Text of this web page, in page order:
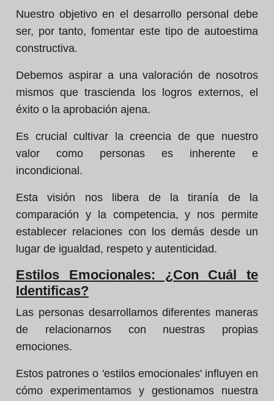
Nuestro objetivo en el desarrollo personal debe
ser, por tanto, fomentar este tipo de autoestima
constructiva.
Debemos aspirar a una valoración de nosotros
mismos que trascienda los logros externos, el
éxito o la aprobación ajena.
Es crucial cultivar la creencia de que nuestro
valor como personas es inherente e
incondicional.
Esta visión nos libera de la tiranía de la
comparación y la competencia, y nos permite
establecer relaciones con los demás desde un
lugar de igualdad, respeto y autenticidad.
Estilos Emocionales: ¿Con Cuál te
Identificas?
Las personas desarrollamos diferentes maneras
de relacionarnos con nuestras propias
emociones.
Estos patrones o 'estilos emocionales' influyen en
cómo experimentamos y gestionamos nuestra